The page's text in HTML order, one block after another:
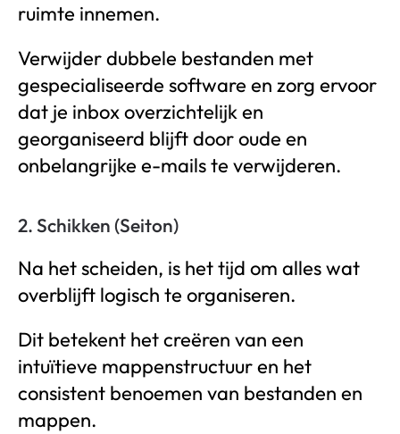
ruimte innemen.
Verwijder dubbele bestanden met
gespecialiseerde software en zorg ervoor
dat je inbox overzichtelijk en
georganiseerd blijft door oude en
onbelangrijke e-mails te verwijderen.
2. Schikken (Seiton)
Na het scheiden, is het tijd om alles wat
overblijft logisch te organiseren.
Dit betekent het creëren van een
intuïtieve mappenstructuur en het
consistent benoemen van bestanden en
mappen.